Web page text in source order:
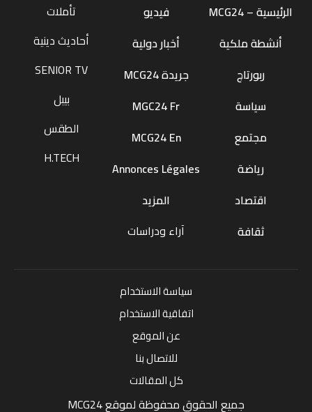
الرئيسية – MCG24
أنشطة ملكية
ربورتاج
سياسة
مجتمع
رياضة
اقتصاد
ثقافة
فيديو
أخبار دولية
جريدة MCG24
MGC24 Fr
MCG24 En
Annonces Légales
المزيد
آراء ودراسات
تأملات
أحاديث دينية
SENIOR TV
بيبل
الطقس
H.TECH
سياسة الاستخدام
اتفاقية الاستخدام
عن الموقع
للاتصال بنا
كل المقالات
جميع الحقوق محفوظة لموقع MCG24